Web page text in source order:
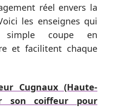
réel envers la
les enseignes qui
simple coupe en
et facilitent chaque
Cugnaux (Haute-
son coiffeur pour